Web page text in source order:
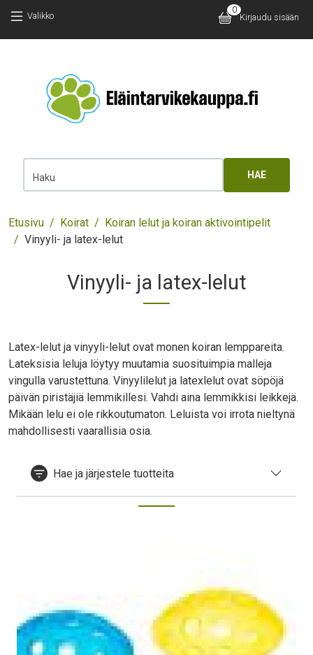
Valikko
0
Kirjaudu sisään
Haku
Murupolku
Etusivu Koirat
Koiran lelut ja koiran aktivointipelit
Vinyyli- ja latex-lelut
Vinyyli- ja latex-lelut
Latex-lelut ja vinyyli-lelut ovat monen koiran lemppareita.
Lateksisia leluja löytyy muutamia suosituimpia malleja
vingulla varustettuna. Vinyylilelut ja latexlelut ovat söpöjä
päivän piristäjiä lemmikillesi. Vahdi aina lemmikkisi leikkejä.
Mikään lelu ei ole rikkoutumaton. Leluista voi irrota nieltynä
mahdollisesti vaarallisia osia.
Hae ja järjestele tuotteita